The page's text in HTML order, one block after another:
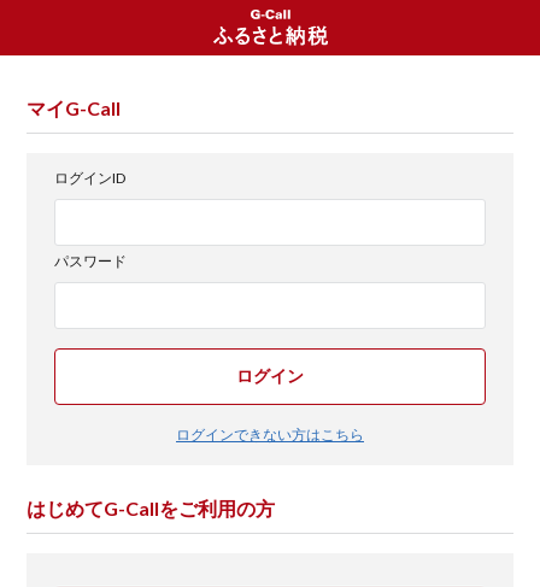
マイG-Call
ログインID
パスワード
ログイン
ログインできない方はこちら
はじめてG-Callをご利用の方